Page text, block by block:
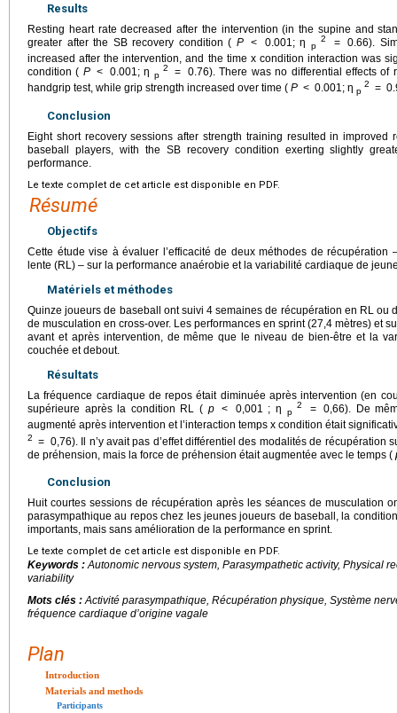
Results
Resting heart rate decreased after the intervention (in the supine and
greater after the SB recovery condition ( P < 0.001; η p
2 = 0.66).
increased after the intervention, and the time x condition interaction was
condition ( P < 0.001; η p
2 = 0.76). There was no differential effects
handgrip test, while grip strength increased over time ( P < 0.001; η p
2 =
Conclusion
Eight short recovery sessions after strength training resulted in improved
baseball players, with the SB recovery condition exerting slightly
performance.
Le texte complet de cet article est disponible en PDF.
Résumé
Objectifs
Cette étude vise à évaluer l’efficacité de deux méthodes de
lente (RL) – sur la performance anaérobie et la variabilité cardiaque de
Matériels et méthodes
Quinze joueurs de baseball ont suivi 4 semaines de récupération en RL ou
de musculation en cross-over. Les performances en sprint (27,4 mètres) et
avant et après intervention, de même que le niveau de bien-être et la
couchée et debout.
Résultats
La fréquence cardiaque de repos était diminuée après intervention (en
supérieure après la condition RL ( p < 0,001 ; η p
2 = 0,66). De
augmenté après intervention et l’interaction temps x condition était
2 = 0,76). Il n’y avait pas d’effet différentiel des modalités de récupération
de préhension, mais la force de préhension était augmentée avec le temps (
Conclusion
Huit courtes sessions de récupération après les séances de musculation
parasympathique au repos chez les jeunes joueurs de baseball, la
importants, mais sans amélioration de la performance en sprint.
Le texte complet de cet article est disponible en PDF.
Keywords :Autonomic nervous system, Parasympathetic activity, Physical
variability
Mots clés :Activité parasympathique, Récupération physique, Système
fréquence cardiaque d’origine vagale
Plan
Introduction
Materials and methods
Participants